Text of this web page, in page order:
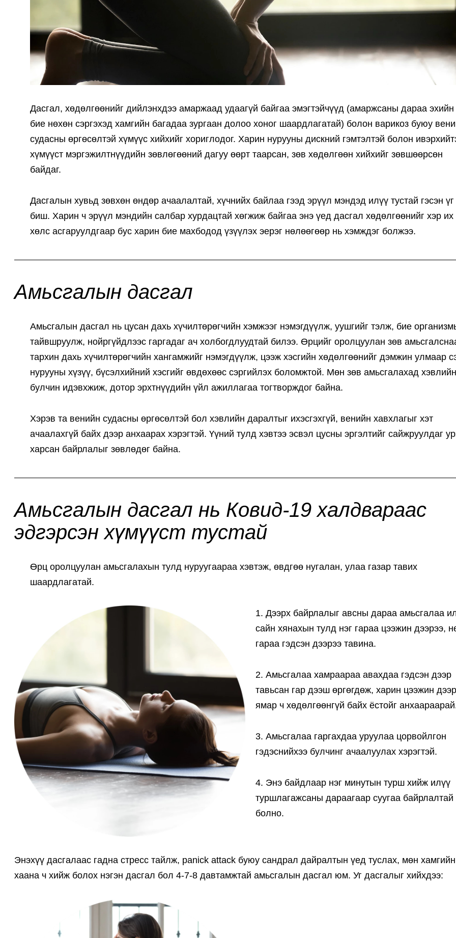
Дасгал, хөдөлгөөнийг дийлэнхдээ амаржаад удаагүй байгаа эмэгтэйчүүд (амаржсаны дараа эхийн
бие нөхөн сэргэхэд хамгийн багадаа зургаан долоо хоног шаардлагатай) болон варикоз буюу
судасны өргөсөлтэй хүмүүс хийхийг хориглодог. Харин нурууны дискний гэмтэлтэй болон
хүмүүст мэргэжилтнүүдийн зөвлөгөөний дагуу өөрт таарсан, зөв хөдөлгөөн хийхийг зөвшөөрсөн
байдаг.
Дасгалын хувьд зөвхөн өндөр ачаалалтай, хүчнийх байлаа гээд эрүүл мэндэд илүү тустай гэсэн үг
биш. Харин ч эрүүл мэндийн салбар хурдацтай хөгжиж байгаа энэ үед дасгал хөдөлгөөнийг хэр их
хөлс асгаруулдгаар бус харин бие махбодод үзүүлэх эерэг нөлөөгөөр нь хэмждэг болжээ.
Амьсгалын дасгал
Амьсгалын дасгал нь цусан дахь хүчилтөрөгчийн хэмжээг нэмэгдүүлж, уушгийг тэлж, бие
тайвшруулж, нойргүйдлээс гаргадаг ач холбогдлуудтай билээ. Өрцийг оролцуулан зөв
тархин дахь хүчилтөрөгчийн хангамжийг нэмэгдүүлж, цээж хэсгийн хөдөлгөөнийг дэмжин улмаар
нурууны хүзүү, бүсэлхийний хэсгийг өвдөхөөс сэргийлэх боломжтой. Мөн зөв амьсгалахад хэвлийн
булчин идэвхжиж, дотор эрхтнүүдийн үйл ажиллагаа тогтворждог байна.
Хэрэв та венийн судасны өргөсөлтэй бол хэвлийн даралтыг ихэсгэхгүй, венийн хавхлагыг хэт
ачаалахгүй байх дээр анхаарах хэрэгтэй. Үүний тулд хэвтээ эсвэл цусны эргэлтийг сайжруулдаг
харсан байрлалыг зөвлөдөг байна.
Амьсгалын дасгал нь Ковид-19 халдвараас
эдгэрсэн хүмүүст тустай
Өрц оролцуулан амьсгалахын тулд нуруугаараа хэвтэж, өвдгөө нугалан, улаа газар тавих
шаардлагатай.
1. Дээрх байрлалыг авсны дараа амьсгалаа
сайн хянахын тулд нэг гараа цээжин дээрээ,
гараа гэдсэн дээрээ тавина.
2. Амьсгалаа хамраараа авахдаа гэдсэн дээр
тавьсан гар дээш өргөгдөж, харин цээжин
ямар ч хөдөлгөөнгүй байх ёстойг
3. Амьсгалаа гаргахдаа уруулаа цорвойлгон
гэдэснийхээ булчинг ачаалуулах хэрэгтэй.
4. Энэ байдлаар нэг минутын турш хийж илүү
туршлагажсаны дараагаар суугаа
болно.
Энэхүү дасгалаас гадна стресс тайлж, panick attack буюу сандрал дайралтын үед туслах, мөн
хаана ч хийж болох нэгэн дасгал бол 4-7-8 давтамжтай амьсгалын дасгал юм. Уг дасгалыг хийхдээ: